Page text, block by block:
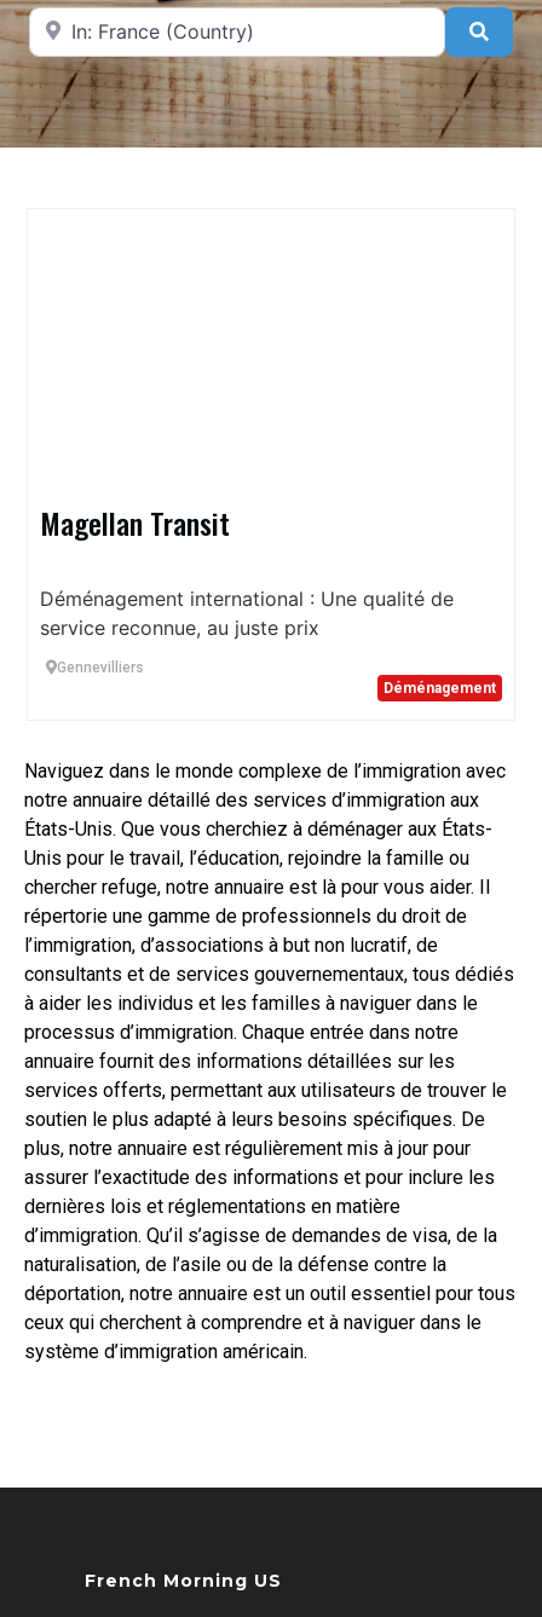
A proximité de
Magellan Transit
Déménagement international : Une qualité de
service reconnue, au juste prix
Gennevilliers
Déménagement
Naviguez dans le monde complexe de l’immigration avec
notre annuaire détaillé des services d’immigration aux
États-Unis. Que vous cherchiez à déménager aux États-
Unis pour le travail, l’éducation, rejoindre la famille ou
chercher refuge, notre annuaire est là pour vous aider. Il
répertorie une gamme de professionnels du droit de
l’immigration, d’associations à but non lucratif, de
consultants et de services gouvernementaux, tous dédiés
à aider les individus et les familles à naviguer dans le
processus d’immigration. Chaque entrée dans notre
annuaire fournit des informations détaillées sur les
services offerts, permettant aux utilisateurs de trouver le
soutien le plus adapté à leurs besoins spécifiques. De
plus, notre annuaire est régulièrement mis à jour pour
assurer l’exactitude des informations et pour inclure les
dernières lois et réglementations en matière
d’immigration. Qu’il s’agisse de demandes de visa, de la
naturalisation, de l’asile ou de la défense contre la
déportation, notre annuaire est un outil essentiel pour tous
ceux qui cherchent à comprendre et à naviguer dans le
système d’immigration américain.
French Morning US